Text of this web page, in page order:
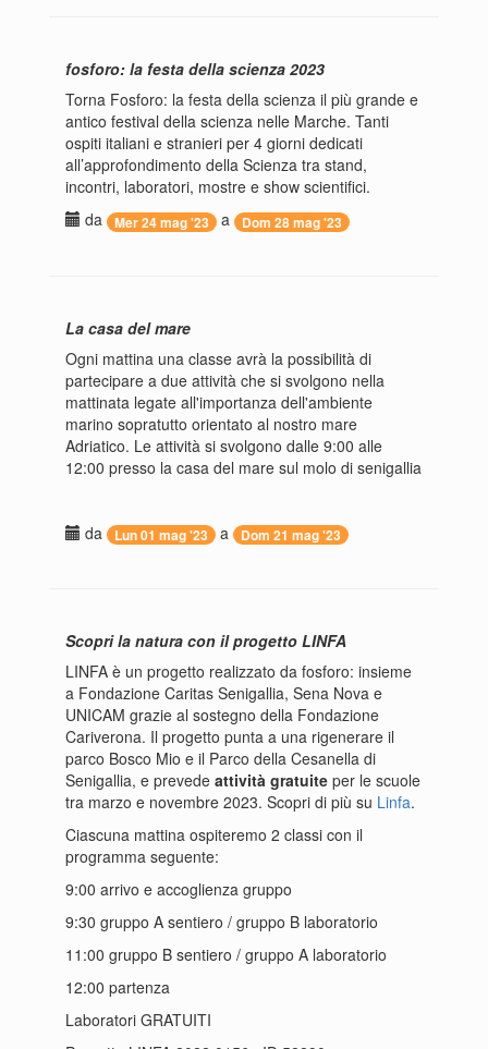
fosforo: la festa della scienza 2023
Torna Fosforo: la festa della scienza il più grande e
antico festival della scienza nelle Marche. Tanti
ospiti italiani e stranieri per 4 giorni dedicati
all’approfondimento della Scienza tra stand,
incontri, laboratori, mostre e show scientifici.
da
Mer 24 mag '23 a Dom 28 mag '23
La casa del mare
Ogni mattina una classe avrà la possibilità di
partecipare a due attività che si svolgono nella
mattinata legate all'importanza dell'ambiente
marino sopratutto orientato al nostro mare
Adriatico. Le attività si svolgono dalle 9:00 alle
12:00 presso la casa del mare sul molo di senigallia
da Lun 01 mag '23 a Dom 21 mag '23
Scopri la natura con il progetto LINFA
LINFA è un progetto realizzato da fosforo: insieme
a Fondazione Caritas Senigallia, Sena Nova e
UNICAM grazie al sostegno della Fondazione
Cariverona. Il progetto punta a una rigenerare il
parco Bosco Mio e il Parco della Cesanella di
Senigallia, e prevede attività gratuite per le scuole
tra marzo e novembre 2023. Scopri di più su Linfa.
Ciascuna mattina ospiteremo 2 classi con il
programma seguente:
9:00 arrivo e accoglienza gruppo
9:30 gruppo A sentiero / gruppo B laboratorio
11:00 gruppo B sentiero / gruppo A laboratorio
12:00 partenza
Laboratori GRATUITI